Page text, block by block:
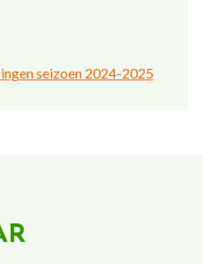
seizoen 2024-2025